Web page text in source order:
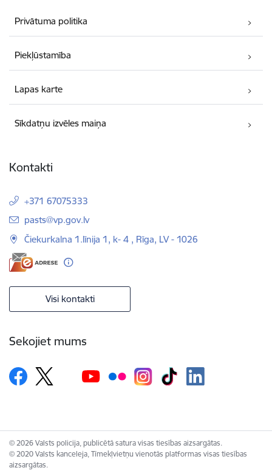
Privātuma politika
Piekļūstamība
Lapas karte
Sīkdatņu izvēles maiņa
Kontakti
+371 67075333
E-pasts:
pasts@vp.gov.lv
Čiekurkalna 1.līnija 1, k- 4 , Rīga, LV - 1026
Visi kontakti
Sekojiet mums
© 2026 Valsts policija, publicētā satura visas tiesības aizsargātas.
© 2020 Valsts kanceleja, Tīmekļvietņu vienotās platformas visas tiesības
aizsargātas.